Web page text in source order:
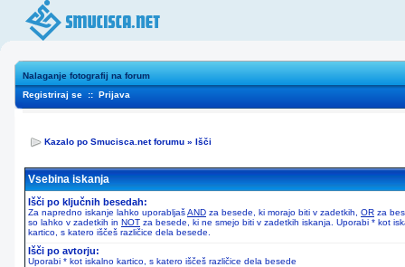
Nalaganje fotografij na forum
Registriraj se :: Prijava
Kazalo po Smucisca.net forumu » Išči
Vsebina iskanja
Išči po ključnih besedah:
Za napredno iskanje lahko uporabljašAND za besede, ki morajo biti v zadetkih, OR za
so lahko v zadetkih in NOT za besede, ki ne smejo biti v zadetkih iskanja. Uporabi * kot
kartico, s katero iščeš različice dela besede.
Išči po avtorju:
Uporabi * kot iskalno kartico, s katero iščeš različice dela besede